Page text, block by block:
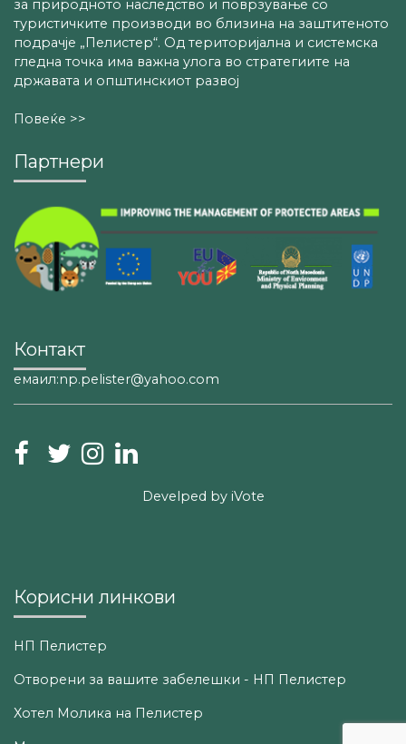
за природното наследство и поврзување со
туристичките производи во близина на заштитеното
подрачје „Пелистер“. Од територијална и системска
гледна точка има важна улога во стратегиите на
државата и општинскиот развој
Повеќе >>
Партнери
Контакт
емаил:np.pelister@yahoo.com
Develped byiVote
Корисни линкови
НП Пелистер
Отворени за вашите забелешки - НП Пелистер
Хотел Молика на Пелистер